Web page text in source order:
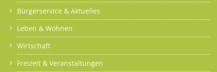
Bürgerservice & Aktuelles
Leben & Wohnen
Wirtschaft
Freizeit & Veranstaltungen